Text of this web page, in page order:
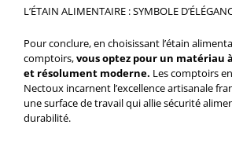
L’ÉTAIN ALIMENTAIRE : SYMBOLE
Pour conclure, en choisissant l’étain
comptoirs,vous optez pour un matériau
et résolument moderne. Les comptoirs
Nectoux incarnent l’excellence artisanale
une surface de travail qui allie sécurité
durabilité.